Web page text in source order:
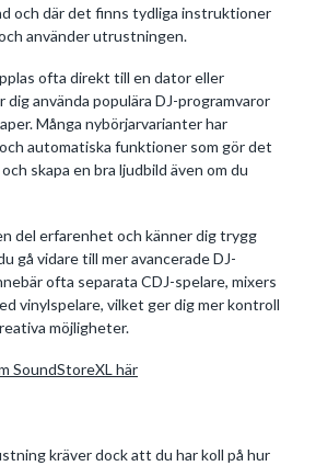
och där det finns tydliga instruktioner
använder utrustningen.
ofta direkt till en dator eller
använda populära DJ-programvaror
Många nybörjarvarianter har
automatiska funktioner som gör det
skapa en bra ljudbild även om du
del erfarenhet och känner dig trygg
gå vidare till mer avancerade DJ-
ofta separata CDJ-spelare, mixers
vinylspelare, vilket ger dig mer kontroll
möjligheter.
SoundStoreXL här
kräver dock att du har koll på hur